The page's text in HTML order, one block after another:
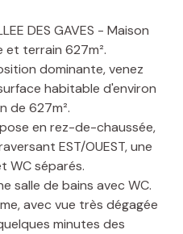
DES GAVES - Maison
et terrain 627m².
dominante, venez
habitable d'environ
de 627m².
en rez-de-chaussée,
EST/OUEST, une
WC séparés.
salle de bains avec WC.
avec vue très dégagée
minutes des